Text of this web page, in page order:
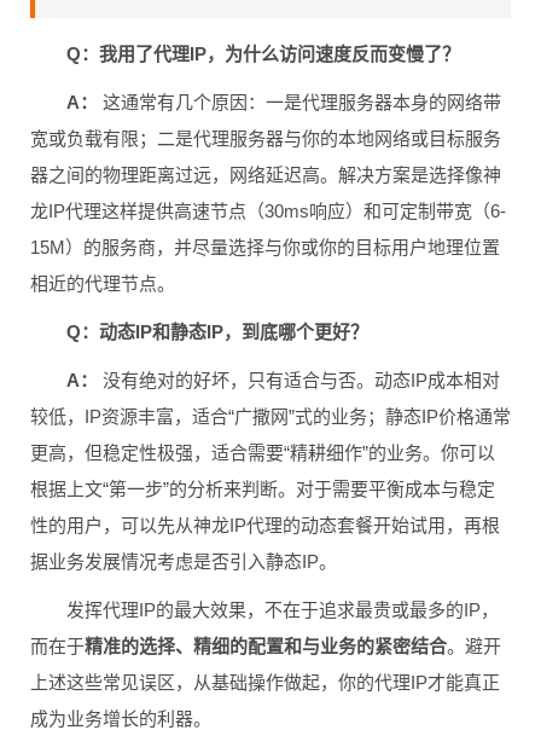
Q：我用了代理IP，为什么访问速度反而变慢了？
A：
这通常有几个原因：一是代理服务器本身的网络带
宽或负载有限；二是代理服务器与你的本地网络或目标服务
器之间的物理距离过远，网络延迟高。解决方案是选择像神
龙IP代理这样提供高速节点（30ms响应）和可定制带宽（6-
15M）的服务商，并尽量选择与你或你的目标用户地理位置
相近的代理节点。
Q：动态IP和静态IP，到底哪个更好？
A：
没有绝对的好坏，只有适合与否。动态IP成本相对
较低，IP资源丰富，适合“广撒网”式的业务；静态IP价格通常
更高，但稳定性极强，适合需要“精耕细作”的业务。你可以
根据上文“第一步”的分析来判断。对于需要平衡成本与稳定
性的用户，可以先从神龙IP代理的动态套餐开始试用，再根
据业务发展情况考虑是否引入静态IP。
发挥代理IP的最大效果，不在于追求最贵或最多的IP，
而在于精准的选择、精细的配置和与业务的紧密结合。避开
上述这些常见误区，从基础操作做起，你的代理IP才能真正
成为业务增长的利器。